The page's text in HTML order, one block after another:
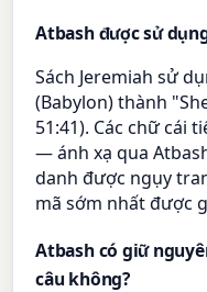
Atbash được sử
Sách Jeremiah sử
(Babylon) thành
51:41). Các chữ cái
— ánh xạ qua
danh được ngụy
mã sớm nhất được
Atbash có giữ
câu không?